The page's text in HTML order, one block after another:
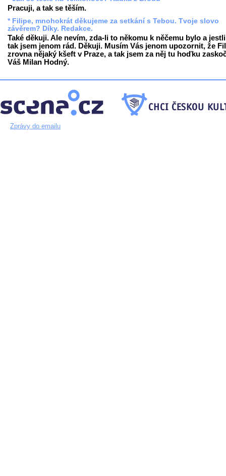
Pracuji, a tak se těším.
* Filipe, mnohokrát děkujeme za setkání s Tebou. Tvoje slovo
závěrem? Díky. Redakce.
Také děkuji. Ale nevím, zda-li to někomu k něčemu bylo a
tak jsem jenom rád. Děkuji. Musím Vás jenom upozornit, že
zrovna nějaký kšeft v Praze, a tak jsem za něj tu hoďku
Váš Milan Hodný.
Zprávy do emailu